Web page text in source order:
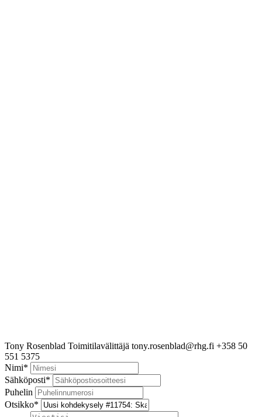
Tony Rosenblad Toimitilavälittäjä tony.rosenblad@rhg.fi +358 50
551 5375
Nimi*
Sähköposti*
Puhelin
Otsikko*